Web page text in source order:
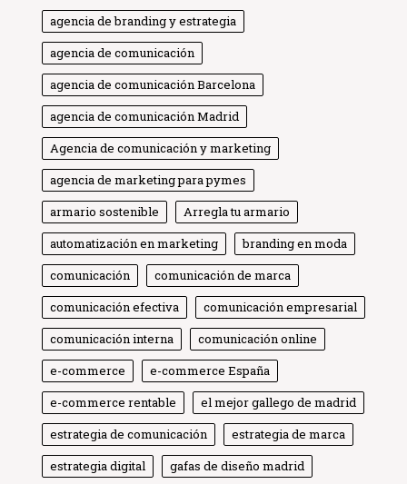
agencia de branding y estrategia
agencia de comunicación
agencia de comunicación Barcelona
agencia de comunicación Madrid
Agencia de comunicación y marketing
agencia de marketing para pymes
armario sostenible
Arregla tu armario
automatización en marketing
branding en moda
comunicación
comunicación de marca
comunicación efectiva
comunicación empresarial
comunicación interna
comunicación online
e-commerce
e-commerce España
e-commerce rentable
el mejor gallego de madrid
estrategia de comunicación
estrategia de marca
estrategia digital
gafas de diseño madrid